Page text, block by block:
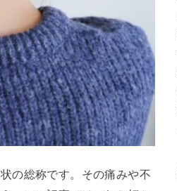
の総称です。その痛みや不